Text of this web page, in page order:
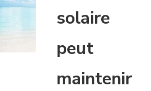
solaire
peut
maintenir